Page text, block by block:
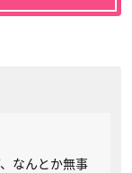
なんとか無事